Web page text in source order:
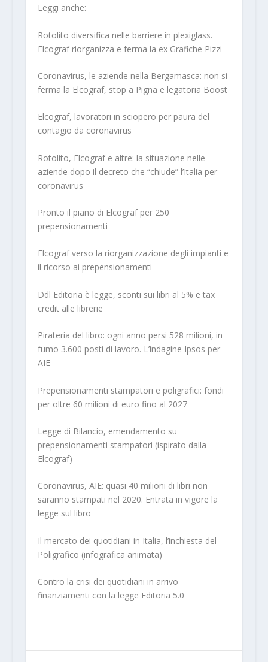
Leggi anche:
Rotolito diversifica nelle barriere in plexiglass.
Elcograf riorganizza e ferma la ex Grafiche Pizzi
Coronavirus, le aziende nella Bergamasca: non si
ferma la Elcograf, stop a Pigna e legatoria Boost
Elcograf, lavoratori in sciopero per paura del
contagio da coronavirus
Rotolito, Elcograf e altre: la situazione nelle
aziende dopo il decreto che “chiude” l’Italia per
coronavirus
Pronto il piano di Elcograf per 250
prepensionamenti
Elcograf verso la riorganizzazione degli impianti e
il ricorso ai prepensionamenti
Ddl Editoria è legge, sconti sui libri al 5% e tax
credit alle librerie
Pirateria del libro: ogni anno persi 528 milioni, in
fumo 3.600 posti di lavoro. L’indagine Ipsos per
AIE
Prepensionamenti stampatori e poligrafici: fondi
per oltre 60 milioni di euro fino al 2027
Legge di Bilancio, emendamento su
prepensionamenti stampatori (ispirato dalla
Elcograf)
Coronavirus, AIE: quasi 40 milioni di libri non
saranno stampati nel 2020. Entrata in vigore la
legge sul libro
Il mercato dei quotidiani in Italia, l’inchiesta del
Poligrafico (infografica animata)
Contro la crisi dei quotidiani in arrivo
finanziamenti con la legge Editoria 5.0